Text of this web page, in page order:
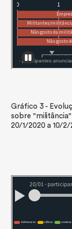
Gráfico 3 -
sobre
20/1/2020 a 10/2/